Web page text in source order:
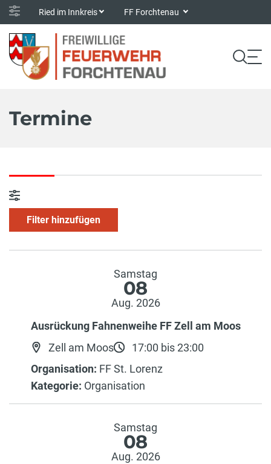
Ried im Innkreis FF Forchtenau
Termine
Filter hinzufügen
Samstag
08
Aug. 2026
Ausrückung Fahnenweihe FF Zell am Moos
Zell am Moos
17:00 bis 23:00
Organisation: FF St. Lorenz
Kategorie: Organisation
Samstag
08
Aug. 2026